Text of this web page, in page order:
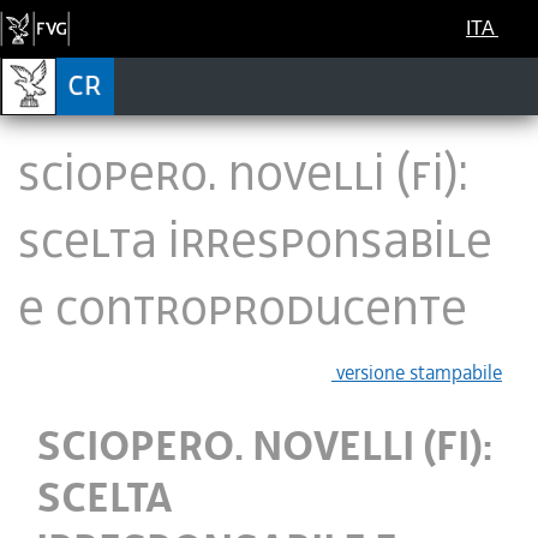
ITA
SCIOPERO. NOVELLI (FI):
SCELTA IRRESPONSABILE
E CONTROPRODUCENTE
versione stampabile
SCIOPERO. NOVELLI (FI):
SCELTA